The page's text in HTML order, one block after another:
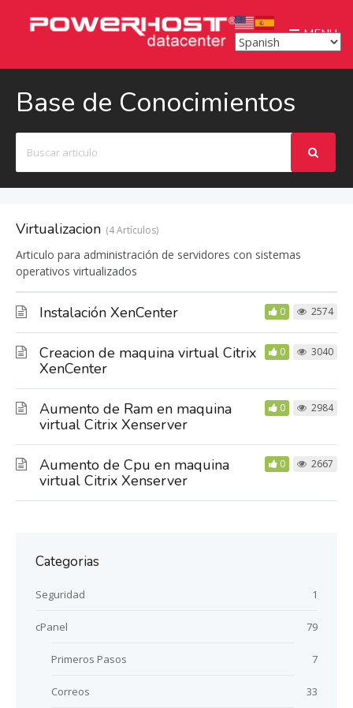
MENU
Base de Conocimientos
Virtualizacion 4 Artículos
Articulo para administración de servidores con sistemas
operativos virtualizados
Instalación XenCenter 0 2574
Creacion de maquina virtual Citrix
XenCenter
0 3040
Aumento de Ram en maquina
virtual Citrix Xenserver
0 2984
Aumento de Cpu en maquina
virtual Citrix Xenserver
0 2667
Categorias
Seguridad 1
cPanel 79
Primeros Pasos 7
Correos 33